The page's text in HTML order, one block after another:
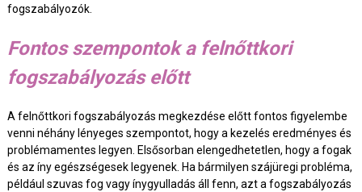
fogszabályozók.
Fontos szempontok a felnőttkori
fogszabályozás előtt
A felnőttkori fogszabályozás megkezdése előtt fontos figyelembe
venni néhány lényeges szempontot, hogy a kezelés eredményes és
problémamentes legyen. Elsősorban elengedhetetlen, hogy a fogak
és az íny egészségesek legyenek. Ha bármilyen szájüregi probléma,
például szuvas fog vagy ínygyulladás áll fenn, azt a fogszabályozás